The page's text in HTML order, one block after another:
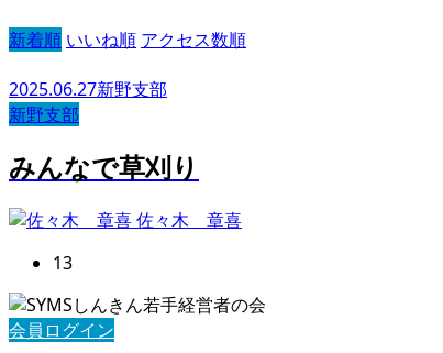
新着順 いいね順 アクセス数順
2025.06.27新野支部
新野支部
みんなで草刈り
佐々木 章喜
13
会員ログイン